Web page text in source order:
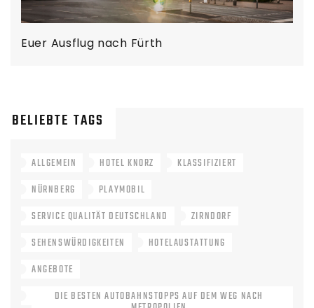
Euer Ausflug nach Fürth
BELIEBTE TAGS
ALLGEMEIN HOTEL KNORZ
KLASSIFIZIERT
NÜRNBERG
PLAYMOBIL
SERVICE QUALITÄT DEUTSCHLAND
ZIRNDORF
SEHENSWÜRDIGKEITEN
HOTELAUSTATTUNG
ANGEBOTE
DIE BESTEN AUTOBAHNSTOPPS AUF DEM WEG NACH